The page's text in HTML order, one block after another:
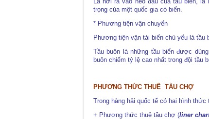
trọng của một quốc gia có biển.
* Phương tiện vận chuyển
Phương tiện vận tải biển chủ yếu là tầu
Tầu buôn là những tầu biển được
buôn chiếm tỷ lệ cao nhất trong đội tầu
PHƯƠNG THỨC THUÊ TÀU CHỢ
Trong hàng hải quốc tế có hai hình thức
+ Phương thức thuê tầu chợ (liner